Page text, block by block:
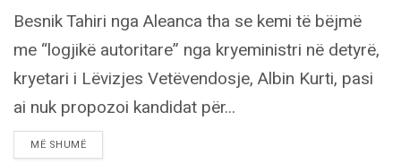
Besnik Tahiri nga Aleanca tha se kemi të bëjmë
me “logjikë autoritare” nga kryeministri në detyrë,
kryetari i Lëvizjes Vetëvendosje, Albin Kurti, pasi
ai nuk propozoi kandidat për...
MË SHUMËDETAILS